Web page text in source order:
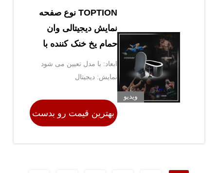
ویدیو
TOPTION نوع صفحه
نمایش دیجیتالی وان
حمام یخ خنک کننده با
عملکرد بالا
ابعاد: با مدل تعیین می شود
نمايش: دیجیتال
بهترین قیمت رو بدست